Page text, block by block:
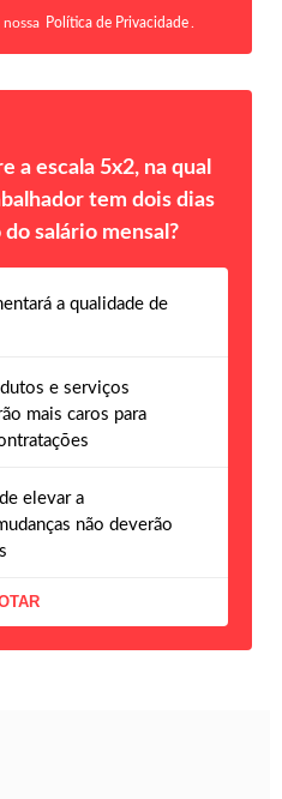
Política de Privacidade
a escala 5x2, na qual
tem dois dias
salário mensal?
a qualidade de
e serviços
mais caros para
elevar a
não deverão